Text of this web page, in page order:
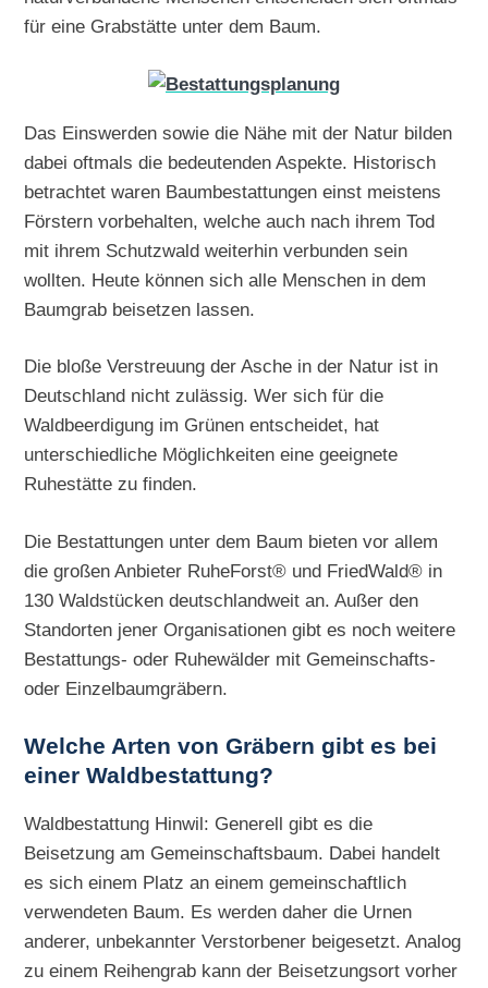
für eine Grabstätte unter dem Baum.
Das Einswerden sowie die Nähe mit der Natur bilden
dabei oftmals die bedeutenden Aspekte. Historisch
betrachtet waren Baumbestattungen einst meistens
Förstern vorbehalten, welche auch nach ihrem Tod
mit ihrem Schutzwald weiterhin verbunden sein
wollten. Heute können sich alle Menschen in dem
Baumgrab beisetzen lassen.
Die bloße Verstreuung der Asche in der Natur ist in
Deutschland nicht zulässig. Wer sich für die
Waldbeerdigung im Grünen entscheidet, hat
unterschiedliche Möglichkeiten eine geeignete
Ruhestätte zu finden.
Die Bestattungen unter dem Baum bieten vor allem
die großen Anbieter RuheForst® und FriedWald® in
130 Waldstücken deutschlandweit an. Außer den
Standorten jener Organisationen gibt es noch weitere
Bestattungs- oder Ruhewälder mit Gemeinschafts-
oder Einzelbaumgräbern.
Welche Arten von Gräbern gibt es bei
einer Waldbestattung?
Waldbestattung Hinwil: Generell gibt es die
Beisetzung am Gemeinschaftsbaum. Dabei handelt
es sich einem Platz an einem gemeinschaftlich
verwendeten Baum. Es werden daher die Urnen
anderer, unbekannter Verstorbener beigesetzt. Analog
zu einem Reihengrab kann der Beisetzungsort vorher